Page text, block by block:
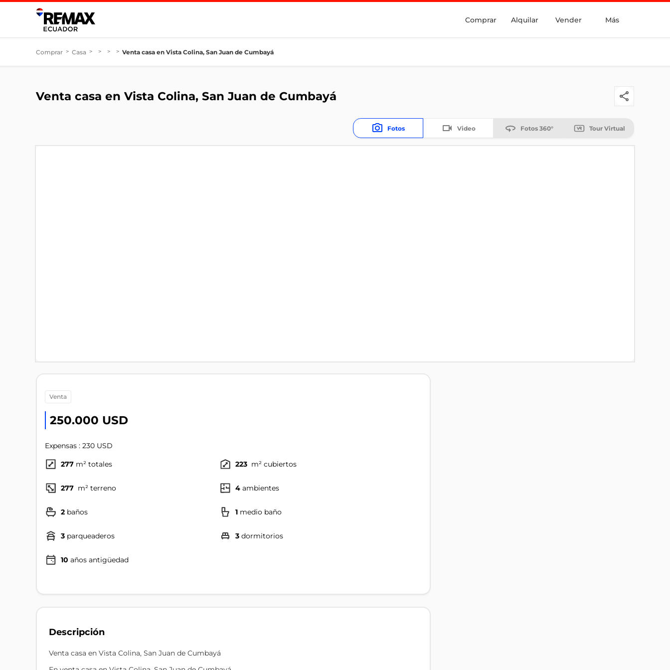
Comprar Alquilar Vender Más
Comprar > Casa > > > > Venta casa en Vista Colina, San Juan de Cumbayá
Venta casa en Vista Colina, San Juan de Cumbayá
Fotos Video Fotos 360° Tour Virtual
venta
250.000 USD
Expensas : 230 USD
277 m² totales 223 m² cubiertos
277 m² terreno 4 ambientes
2 baños 1 medio baño
3 parqueaderos 3 dormitorios
10 años antigüedad
Descripción
Venta casa en Vista Colina, San Juan de Cumbayá